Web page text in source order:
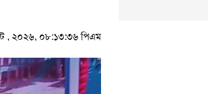
, ২০২৬, ০৮:১৩:৩৬ পিএম